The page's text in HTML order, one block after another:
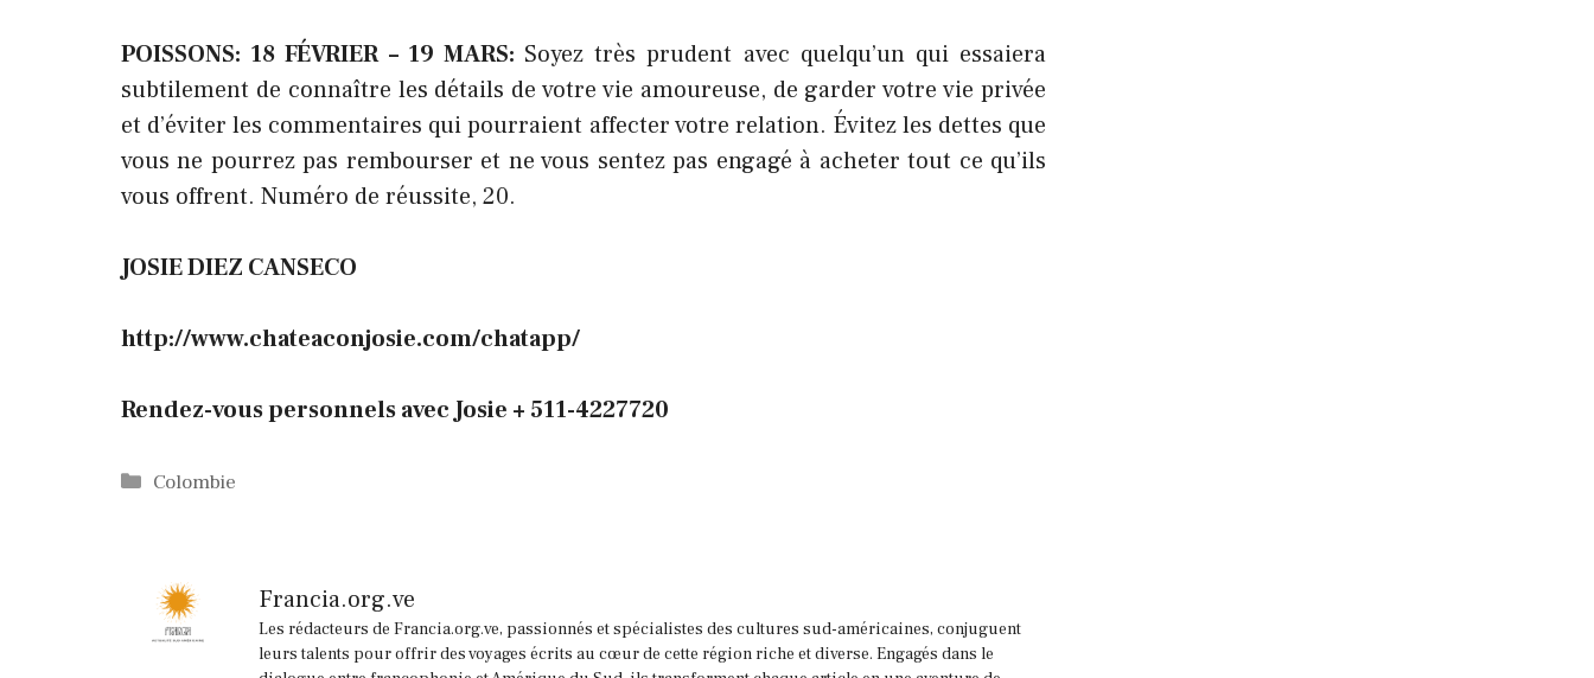
POISSONS: 18 FÉVRIER – 19 MARS: Soyez très prudent avec quelqu’un qui essaiera
subtilement de connaître les détails de votre vie amoureuse, de garder votre vie privée
et d’éviter les commentaires qui pourraient affecter votre relation. Évitez les dettes que
vous ne pourrez pas rembourser et ne vous sentez pas engagé à acheter tout ce qu’ils
vous offrent. Numéro de réussite, 20.
JOSIE DIEZ CANSECO
http://www.chateaconjosie.com/chatapp/
Rendez-vous personnels avec Josie + 511-4227720
Catégories
Colombie
Francia.org.ve
Les rédacteurs de Francia.org.ve, passionnés et spécialistes des cultures sud-américaines, conjuguent
leurs talents pour offrir des voyages écrits au cœur de cette région riche et diverse. Engagés dans le